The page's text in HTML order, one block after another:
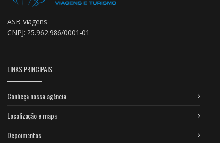
ASB Viagens
CNPJ: 25.962.986/0001-01
LINKS PRINCIPAIS
Conheça nossa agência
Localização e mapa
Depoimentos